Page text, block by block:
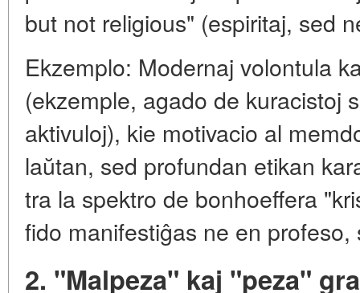
but not religious" (espiritaj, sed
Ekzemplo: Modernaj volontula
(ekzemple, agado de kuracistoj
aktivuloj), kie motivacio al
laŭtan, sed profundan etikan
tra la spektro de bonhoeffera
fido manifestiĝas ne en profeso,
2. "Malpeza" kaj "peza"